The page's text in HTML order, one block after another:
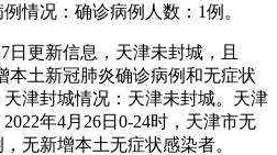
情况：确诊病例人数：1例。
日更新信息，天津未封城，且
本土新冠肺炎确诊病例和无症状
津封城情况：天津未封城。天津
年4月26日0-24时，天津市无
无新增本土无症状感染者。